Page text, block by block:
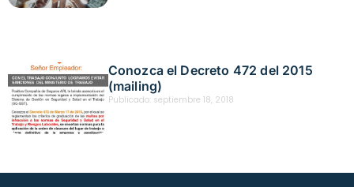
Conozca el Decreto 472 del 2015
(mailing)
Publicado: septiembre 18, 2018